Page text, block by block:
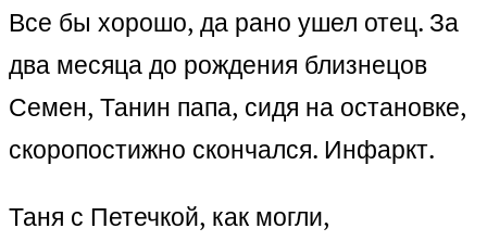
Все бы хорошо, да рано ушел отец. За
два месяца до рождения близнецов
Семен, Танин папа, сидя на остановке,
скоропостижно скончался. Инфаркт.
Таня с Петечкой, как могли,